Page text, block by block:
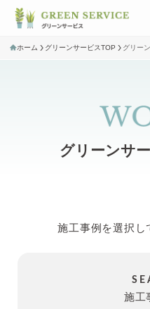
ホーム グリーンサービスTOP グリー
施工事例を選択し
施工